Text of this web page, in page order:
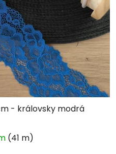
- královsky modrá
(41 m)